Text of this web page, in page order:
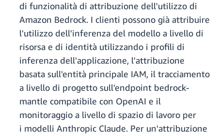
di funzionalità di attribuzione dell'utilizzo di
Amazon Bedrock. I clienti possono già attribuire
l'utilizzo dell'inferenza del modello a livello di
risorsa e di identità utilizzando i profili di
inferenza dell'applicazione, l'attribuzione
basata sull'entità principale IAM, il tracciamento
a livello di progetto sull'endpoint bedrock-
mantle compatibile con OpenAI e il
monitoraggio a livello di spazio di lavoro per
i modelli Anthropic Claude. Per un'attribuzione